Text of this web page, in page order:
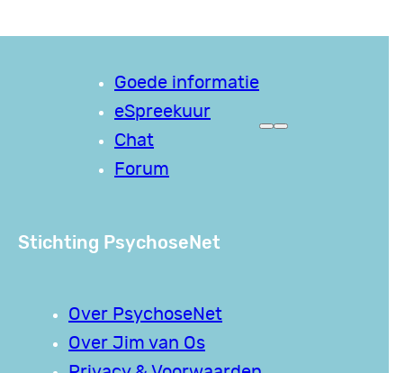
Goede informatie
eSpreekuur
Chat
Forum
Stichting PsychoseNet
Over PsychoseNet
Over Jim van Os